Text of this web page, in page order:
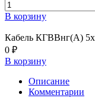
В корзину
Кабель КГВВнг(А)
0 ₽
В корзину
Описание
Комментарии